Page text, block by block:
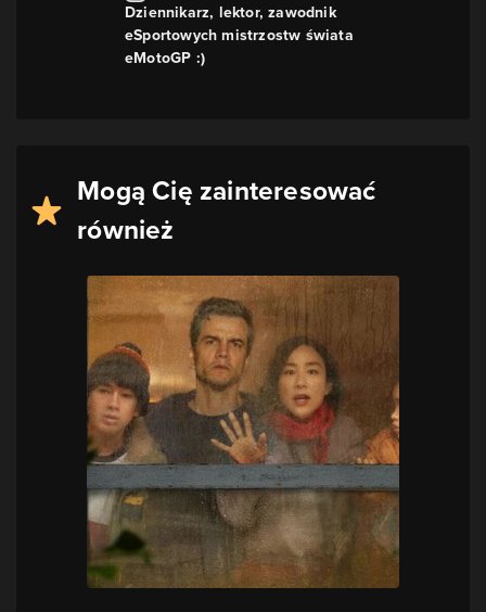
Dziennikarz, lektor, zawodnik
eSportowych mistrzostw świata
eMotoGP :)
Mogą Cię zainteresować
również